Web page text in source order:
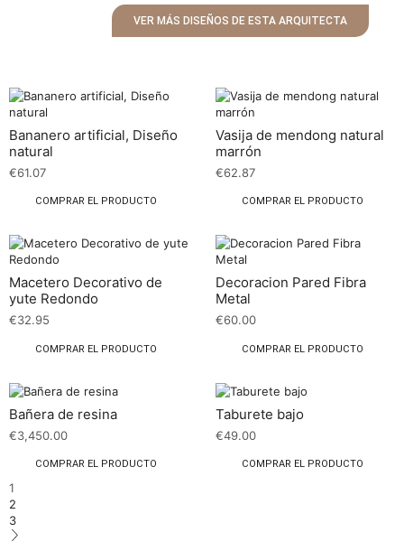
VER MÁS DISEÑOS DE ESTA ARQUITECTA
Bananero artificial, Diseño
natural
€61.07
COMPRAR EL PRODUCTO
Vasija de mendong natural
marrón
€62.87
COMPRAR EL PRODUCTO
Macetero Decorativo de
yute Redondo
€32.95
COMPRAR EL PRODUCTO
Decoracion Pared Fibra
Metal
€60.00
COMPRAR EL PRODUCTO
Bañera de resina
€3,450.00
COMPRAR EL PRODUCTO
Taburete bajo
€49.00
COMPRAR EL PRODUCTO
1
2
3